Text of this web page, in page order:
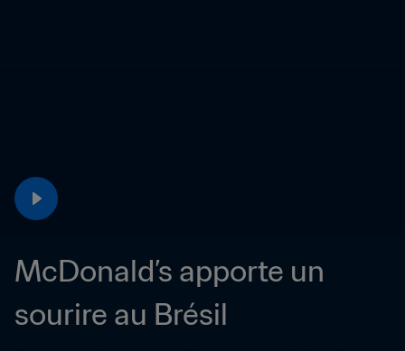
McDonald’s apporte un
sourire au Brésil